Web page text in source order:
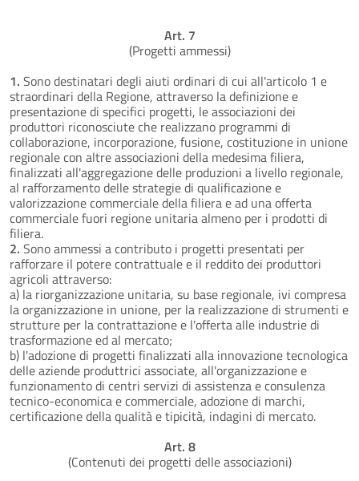
Art. 7
(Progetti ammessi)
1. Sono destinatari degli aiuti ordinari di cui all'articolo 1 e
straordinari della Regione, attraverso la definizione e
presentazione di specifici progetti, le associazioni dei
produttori riconosciute che realizzano programmi di
collaborazione, incorporazione, fusione, costituzione in unione
regionale con altre associazioni della medesima filiera,
finalizzati all'aggregazione delle produzioni a livello regionale,
al rafforzamento delle strategie di qualificazione e
valorizzazione commerciale della filiera e ad una offerta
commerciale fuori regione unitaria almeno per i prodotti di
filiera.
2. Sono ammessi a contributo i progetti presentati per
rafforzare il potere contrattuale e il reddito dei produttori
agricoli attraverso:
a) la riorganizzazione unitaria, su base regionale, ivi compresa
la organizzazione in unione, per la realizzazione di strumenti e
strutture per la contrattazione e l'offerta alle industrie di
trasformazione ed al mercato;
b) l'adozione di progetti finalizzati alla innovazione tecnologica
delle aziende produttrici associate, all'organizzazione e
funzionamento di centri servizi di assistenza e consulenza
tecnico-economica e commerciale, adozione di marchi,
certificazione della qualità e tipicità, indagini di mercato.
Art. 8
(Contenuti dei progetti delle associazioni)